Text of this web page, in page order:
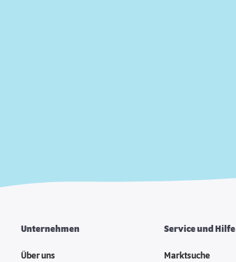
Unternehmen
Über uns
Service und Hilfe
Marktsuche